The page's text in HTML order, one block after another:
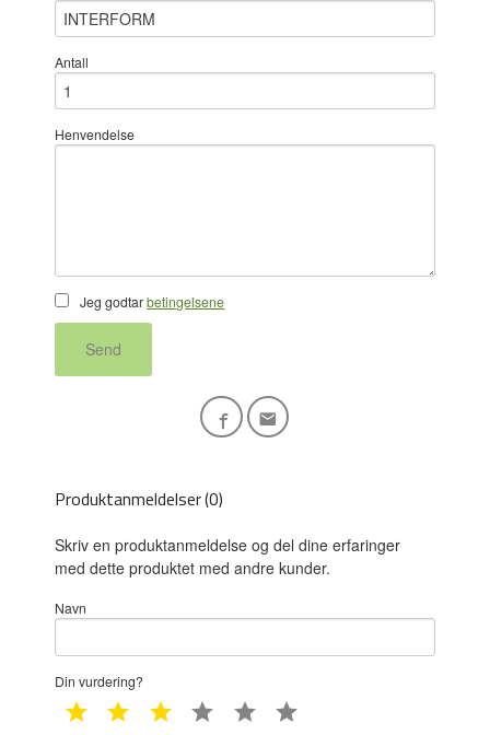
Antall
Henvendelse
Jeg godtarbetingelsene
Send
Produktanmeldelser (0)
Skriv en produktanmeldelse og del dine erfaringer
med dette produktet med andre kunder.
Navn
Din vurdering?
1 star 2 star 3 star 4 star 5 star